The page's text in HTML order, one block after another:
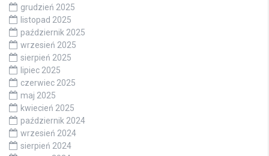
grudzień 2025
listopad 2025
październik 2025
wrzesień 2025
sierpień 2025
lipiec 2025
czerwiec 2025
maj 2025
kwiecień 2025
październik 2024
wrzesień 2024
sierpień 2024